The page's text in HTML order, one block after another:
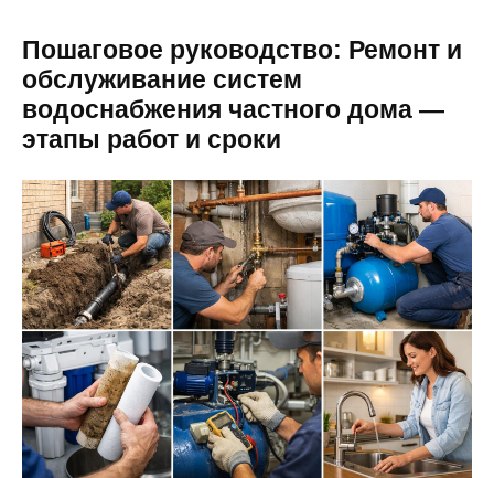
Пошаговое руководство: Ремонт и
обслуживание систем
водоснабжения частного дома —
этапы работ и сроки